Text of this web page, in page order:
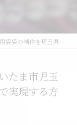
を埼玉県さいたま市児玉郡上里町で短納期・低コストで実現する方法
たま市児玉
実現する方